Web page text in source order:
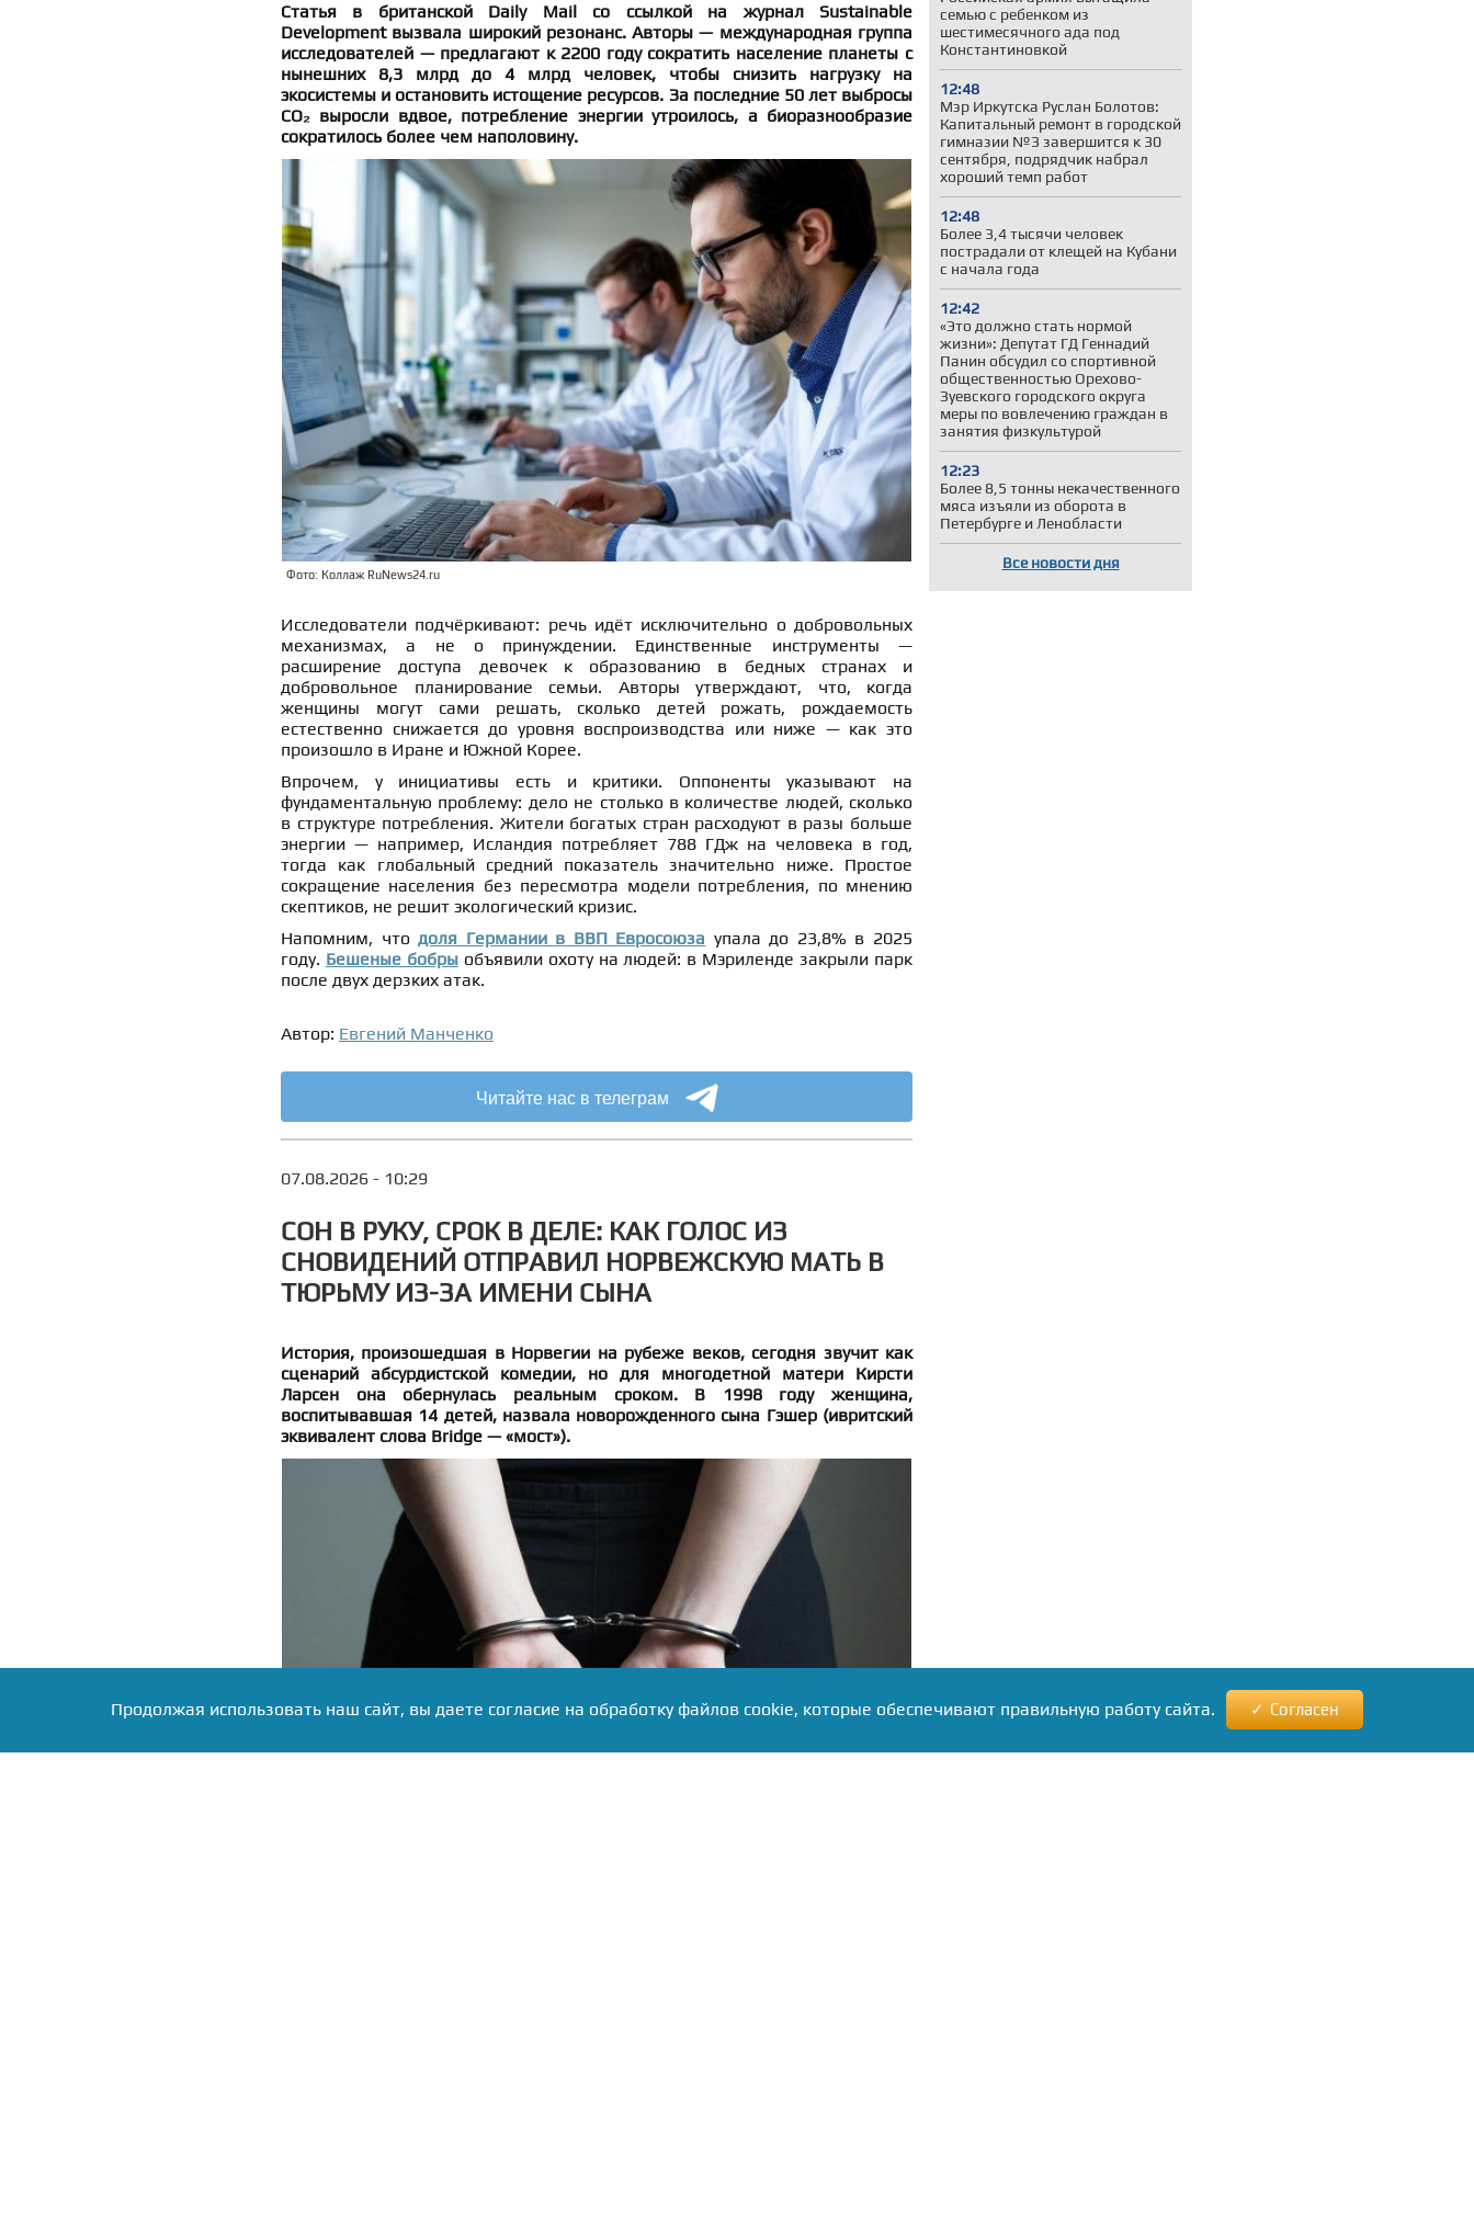
семью с ребенком из
шестимесячного ада под
Константиновкой
12:48
Мэр Иркутска Руслан Болотов:
Капитальный ремонт в городской
гимназии №3 завершится к 30
сентября, подрядчик набрал
хороший темп работ
12:48
Более 3,4 тысячи человек
пострадали от клещей на Кубани
с начала года
12:42
«Это должно стать нормой
жизни»: Депутат ГД Геннадий
Панин обсудил со спортивной
общественностью Орехово-
Зуевского городского округа
меры по вовлечению граждан в
занятия физкультурой
12:23
Более 8,5 тонны некачественного
мяса изъяли из оборота в
Петербурге и Ленобласти
Все новости дня
Статья в британской Daily Mail со ссылкой на журнал Sustainable
Development вызвала широкий резонанс. Авторы — международная группа
исследователей — предлагают к 2200 году сократить население планеты с
нынешних 8,3 млрд до 4 млрд человек, чтобы снизить нагрузку на
экосистемы и остановить истощение ресурсов. За последние 50 лет выбросы
CO₂ выросли вдвое, потребление энергии утроилось, а биоразнообразие
сократилось более чем наполовину.
Фото: Коллаж RuNews24.ru
Исследователи подчёркивают: речь идёт исключительно о добровольных
механизмах, а не о принуждении. Единственные инструменты —
расширение доступа девочек к образованию в бедных странах и
добровольное планирование семьи. Авторы утверждают, что, когда
женщины могут сами решать, сколько детей рожать, рождаемость
естественно снижается до уровня воспроизводства или ниже — как это
произошло в Иране и Южной Корее.
Впрочем, у инициативы есть и критики. Оппоненты указывают на
фундаментальную проблему: дело не столько в количестве людей, сколько
в структуре потребления. Жители богатых стран расходуют в разы больше
энергии — например, Исландия потребляет 788 ГДж на человека в год,
тогда как глобальный средний показатель значительно ниже. Простое
сокращение населения без пересмотра модели потребления, по мнению
скептиков, не решит экологический кризис.
Напомним, чтодоля Германии в ВВП Евросоюза упала до 23,8% в 2025
году. Бешеные бобрыобъявили охоту на людей: в Мэриленде закрыли парк
после двух дерзких атак.
Автор: Евгений Манченко
Читайте нас в телеграм
07.08.2026 - 10:29
СОН В РУКУ, СРОК В ДЕЛЕ: КАК ГОЛОС ИЗ
СНОВИДЕНИЙ ОТПРАВИЛ НОРВЕЖСКУЮ МАТЬ В
ТЮРЬМУ ИЗ-ЗА ИМЕНИ СЫНА
История, произошедшая в Норвегии на рубеже веков, сегодня звучит как
сценарий абсурдистской комедии, но для многодетной матери Кирсти
Ларсен она обернулась реальным сроком. В 1998 году женщина,
воспитывавшая 14 детей, назвала новорожденного сына Гэшер (ивритский
эквивалент слова Bridge — «мост»).
Продолжая использовать наш сайт, вы даете согласие на обработку файлов cookie, которые обеспечивают правильную работу сайта. Согласен